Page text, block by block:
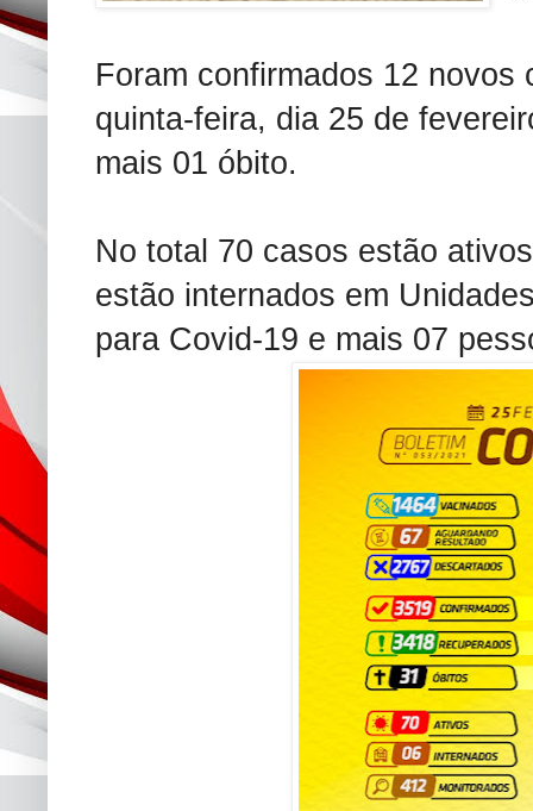
Foram confirmados 12
quinta-feira, dia 25 de
mais 01 óbito.
No total 70 casos estão
estão internados em
para Covid-19 e mais 07